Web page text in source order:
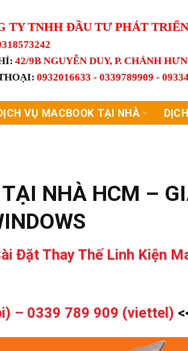
TY TNHH ĐẦU TƯ PHÁT
42/9B NGUYỄN DUY, P. CHÁNH
0932016633 - 0339789909 -
VỤ MACBOOK TẠI NHÀ
NHÀ HCM –
Đặt Thay Thế Linh Kiện
– 0339 789 909 (viettel)